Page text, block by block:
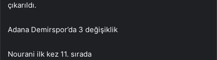
çıkarıldı.
Adana Demirspor’da 3 değişiklik
Nourani ilk kez 11. sırada